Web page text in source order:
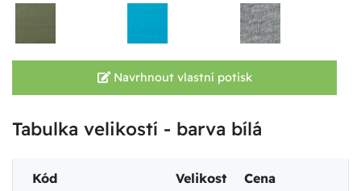
Navrhnout vlastní potisk
Tabulka velikostí - barva bílá
Kód Velikost
Cena